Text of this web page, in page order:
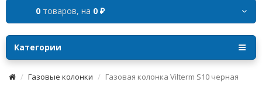
0 товаров, на 0 ₽
Категории
Газовые колонки Газовая колонка Vilterm S10 черная